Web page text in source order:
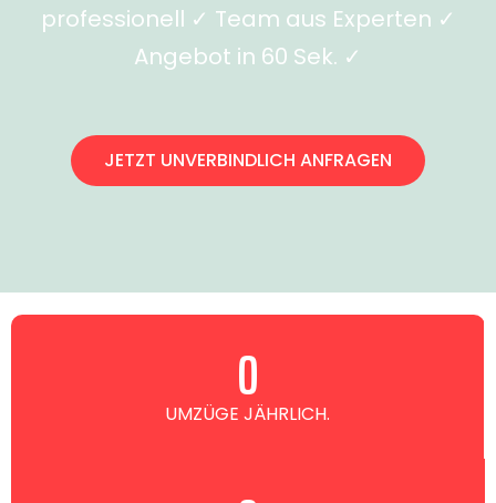
professionell ✓ Team aus Experten ✓
Angebot in 60 Sek. ✓
JETZT UNVERBINDLICH ANFRAGEN
UMZÜGE JÄHRLICH.
0